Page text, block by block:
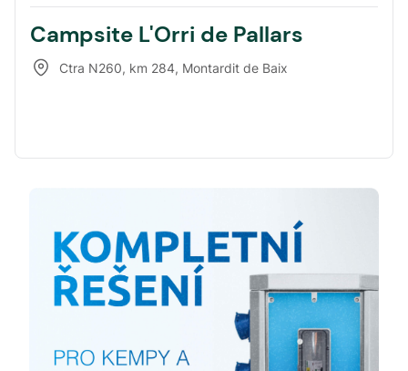
Campsite L'Orri de Pallars
Ctra N260, km 284, Montardit de Baix